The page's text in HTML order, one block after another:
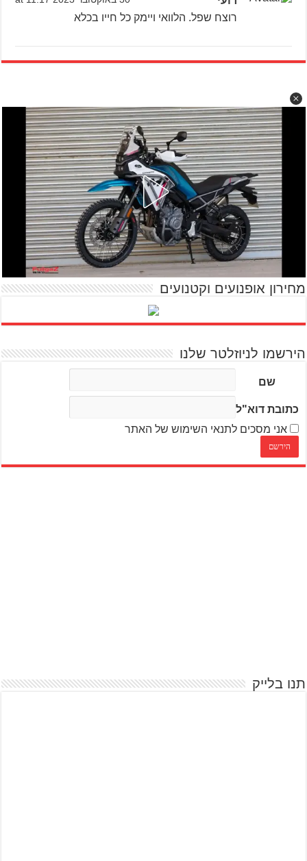
רוצח שפל. הלוואי ויימק כל חייו בכלא
מחירון אופנועים וקטנועים
הירשמו לניוזלטר שלנו
שם
כתובת דוא"ל
אני מסכים לתנאי השימוש של האתר
תנו בלייק